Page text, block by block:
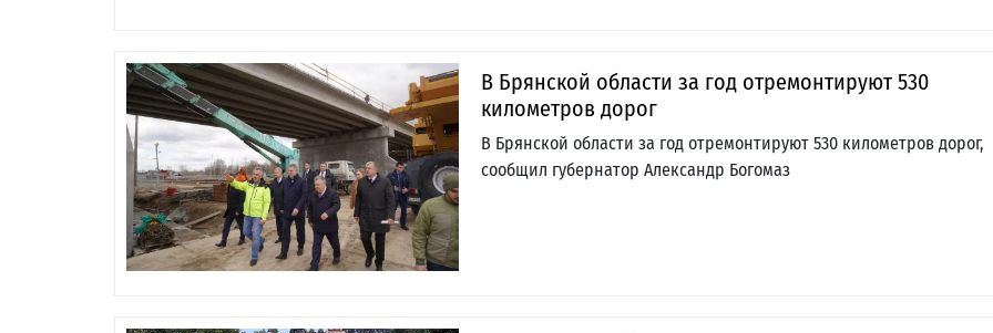
В Брянской области за год отремонтируют 530
километров дорог
В Брянской области за год отремонтируют 530 километров дорог,
сообщил губернатор Александр Богомаз